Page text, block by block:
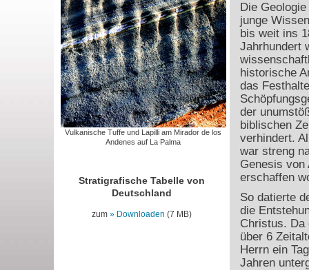
Vulkanische Tuffe und Lapilli am Mirador de los
Andenes auf La Palma
Stratigrafische Tabelle von
Deutschland
zum Downloaden (7 MB)
Die
junge
bis weit ins
Jahrhundert
historische
das
der
biblischen
verhindert.
war streng
Genesis von
erschaffen
So datierte
die
Christus. Da
über 6
Herrn ein
Jahren